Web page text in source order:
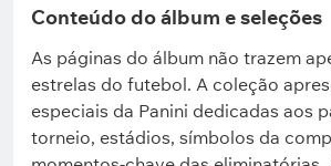
Conteúdo do álbum e seleções
As páginas do álbum não trazem
estrelas do futebol. A coleção
especiais da Panini dedicadas aos
torneio, estádios, símbolos da